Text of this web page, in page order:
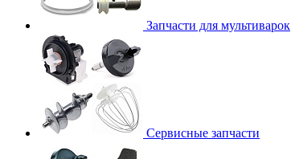
Запчасти для мультиварок
Сервисные запчасти